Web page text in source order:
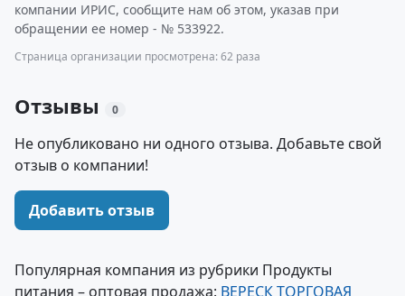
компании ИРИС, сообщите нам об этом, указав при
обращении ее номер - № 533922.
Страница организации просмотрена: 62 раза
Отзывы 0
Не опубликовано ни одного отзыва. Добавьте свой
отзыв о компании!
Добавить отзыв
Популярная компания из рубрики Продукты
питания – оптовая продажа: ВЕРЕСК ТОРГОВАЯ